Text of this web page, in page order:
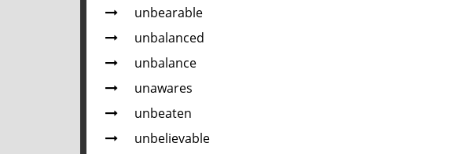
unbearable
unbalanced
unbalance
unawares
unbeaten
unbelievable